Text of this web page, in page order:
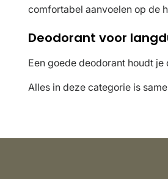
comfortabel aanvoelen op de
Deodorant voor
Een goede deodorant houdt
Alles in deze categorie is